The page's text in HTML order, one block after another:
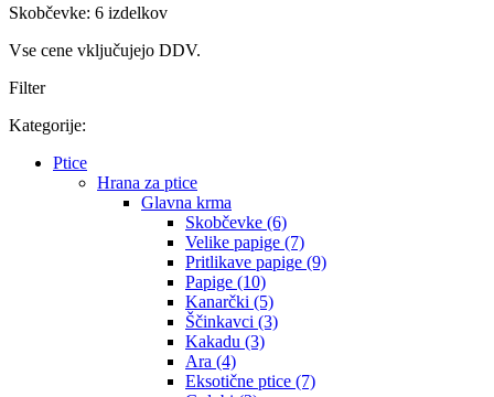
Skobčevke: 6 izdelkov
Vse cene vključujejo DDV.
Filter
Kategorije:
Ptice
Hrana za ptice
Glavna krma
Skobčevke (6)
Velike papige (7)
Pritlikave papige (9)
Papige (10)
Kanarčki (5)
Ščinkavci (3)
Kakadu (3)
Ara (4)
Eksotične ptice (7)